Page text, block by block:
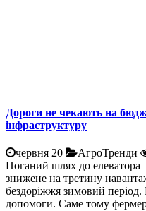
Дороги не чекають на
інфраструктуру
червня 20 АгроТренди
Поганий шлях до елеватора
знижене на третину
бездоріжжя зимовий
допомоги. Саме тому